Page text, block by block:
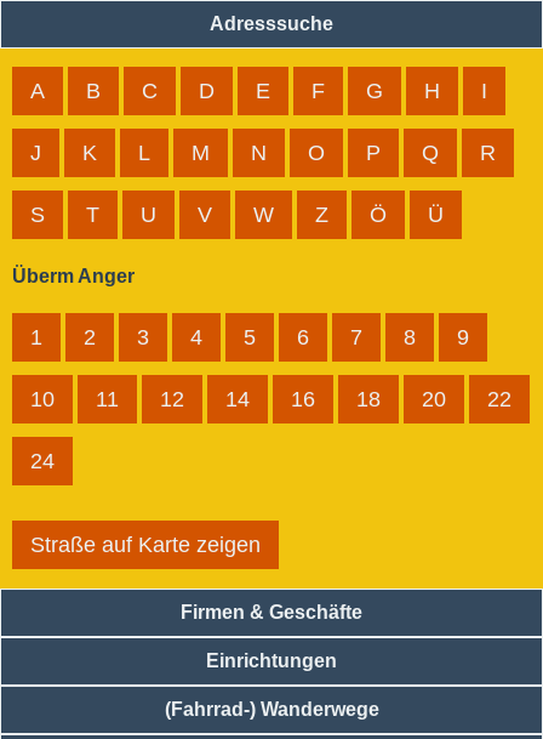
Adresssuche
A B C D E F G H I
J K L M N O P Q R
S T U V W Z Ö Ü
Überm Anger
1 2 3 4 5 6 7 8 9
10 11 12 14 16 18 20 22
24
Straße auf Karte zeigen
Firmen & Geschäfte
Einrichtungen
(Fahrrad-) Wanderwege